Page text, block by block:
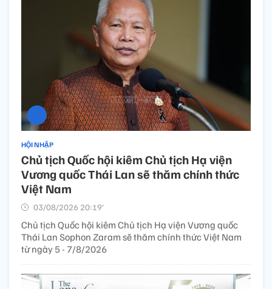
HỘI NHẬP
Chủ tịch Quốc hội kiêm Chủ tịch Hạ viện
Vương quốc Thái Lan sẽ thăm chính thức
Việt Nam
03/08/2026 20:19’
Chủ tịch Quốc hội kiêm Chủ tịch Hạ viện Vương quốc
Thái Lan Sophon Zaram sẽ thăm chính thức Việt Nam
từ ngày 5 - 7/8/2026